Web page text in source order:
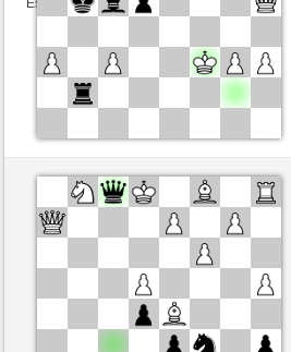
Esta partida es por puntos
Negras
InspectahDeck (1424) (-13)
Blancas
toshila (1480) (+13)
Tiempo: 3 minutes/side + 1 seconds/move
Esta partida es por puntos